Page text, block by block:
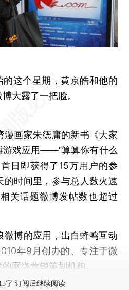
这个星期，黄京皓和他的
大露了一把脸。
画家朱德庸的新书《大家
游戏应用——“算算你有什么
日即获得了15万用户的参
的时间里，参与总人数火速
关话题微博发帖数也超过
博的应用，出自蜂鸣互动
年9月创办的、专注于微
网络营销策划机构。
字 订阅后继续阅读